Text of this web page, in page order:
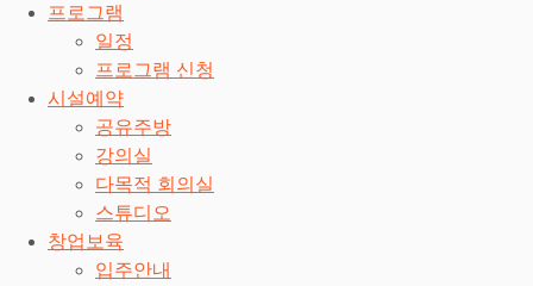
프로그램
일정
프로그램 신청
시설예약
공유주방
강의실
다목적 회의실
스튜디오
창업보육
입주안내